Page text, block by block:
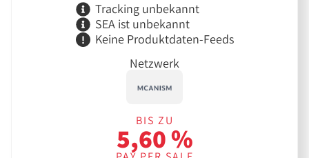
Tracking unbekannt
SEA ist unbekannt
Keine Produktdaten-Feeds
Netzwerk
BIS ZU
5,60 %